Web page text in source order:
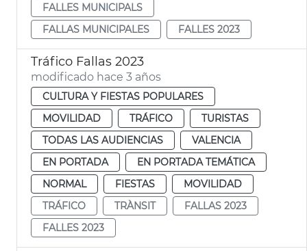
FALLES MUNICIPALS
FALLAS MUNICIPALES
FALLES 2023
Tráfico Fallas 2023
modificado hace 3 años
CULTURA Y FIESTAS POPULARES
MOVILIDAD
TRÁFICO
TURISTAS
TODAS LAS AUDIENCIAS
VALENCIA
EN PORTADA
EN PORTADA TEMÁTICA
NORMAL
FIESTAS
MOVILIDAD
TRÁFICO
TRÀNSIT
FALLAS 2023
FALLES 2023